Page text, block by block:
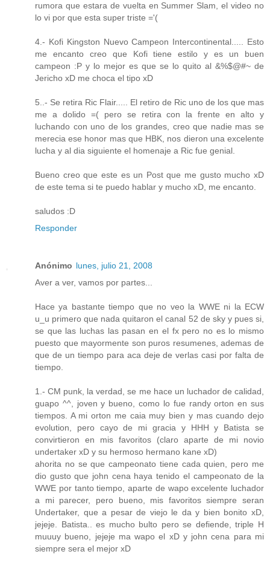
rumora que estara de vuelta en Summer Slam, el video no
lo vi por que esta super triste ='(
4.- Kofi Kingston Nuevo Campeon Intercontinental..... Esto
me encanto creo que Kofi tiene estilo y es un buen
campeon :P y lo mejor es que se lo quito al &%$@#~ de
Jericho xD me choca el tipo xD
5..- Se retira Ric Flair..... El retiro de Ric uno de los que mas
me a dolido =( pero se retira con la frente en alto y
luchando con uno de los grandes, creo que nadie mas se
merecia ese honor mas que HBK, nos dieron una excelente
lucha y al dia siguiente el homenaje a Ric fue genial.
Bueno creo que este es un Post que me gusto mucho xD
de este tema si te puedo hablar y mucho xD, me encanto.
saludos :D
Responder
Anónimo lunes, julio 21, 2008
Aver a ver, vamos por partes...
Hace ya bastante tiempo que no veo la WWE ni la ECW
u_u primero que nada quitaron el canal 52 de sky y pues si,
se que las luchas las pasan en el fx pero no es lo mismo
puesto que mayormente son puros resumenes, ademas de
que de un tiempo para aca deje de verlas casi por falta de
tiempo.
1.- CM punk, la verdad, se me hace un luchador de calidad,
guapo ^^, joven y bueno, como lo fue randy orton en sus
tiempos. A mi orton me caia muy bien y mas cuando dejo
evolution, pero cayo de mi gracia y HHH y Batista se
convirtieron en mis favoritos (claro aparte de mi novio
undertaker xD y su hermoso hermano kane xD)
ahorita no se que campeonato tiene cada quien, pero me
dio gusto que john cena haya tenido el campeonato de la
WWE por tanto tiempo, aparte de wapo excelente luchador
a mi parecer, pero bueno, mis favoritos siempre seran
Undertaker, que a pesar de viejo le da y bien bonito xD,
jejeje. Batista.. es mucho bulto pero se defiende, triple H
muuuy bueno, jejeje ma wapo el xD y john cena para mi
siempre sera el mejor xD